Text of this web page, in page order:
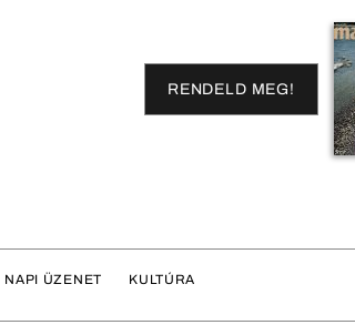
RENDELD MEG!
NAPI ÜZENET KULTÚRA